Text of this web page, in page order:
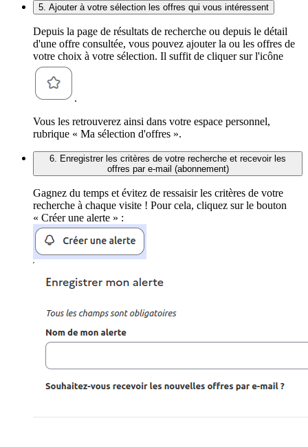
5. Ajouter à votre sélection les offres qui vous intéressent
Depuis la page de résultats de recherche ou depuis le détail
d'une offre consultée, vous pouvez ajouter la ou les offres de
votre choix à votre sélection. Il suffit de cliquer sur l'icône
.
Vous les retrouverez ainsi dans votre espace personnel,
rubrique « Ma sélection d'offres ».
6. Enregistrer les critères de votre recherche et recevoir les
offres par e-mail (abonnement)
Gagnez du temps et évitez de ressaisir les critères de votre
recherche à chaque visite ! Pour cela, cliquez sur le bouton
« Créer une alerte » :